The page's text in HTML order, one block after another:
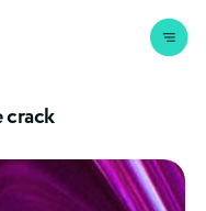
crack